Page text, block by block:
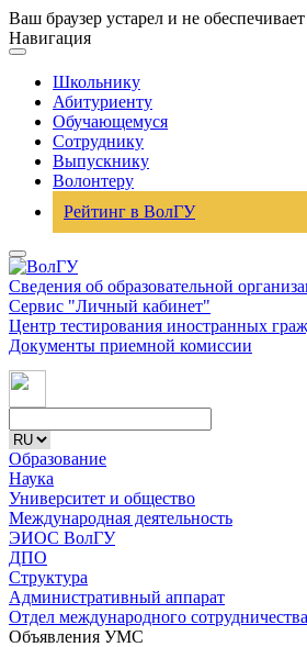
Ваш браузер устарел и не
Навигация
Школьнику
Абитуриенту
Обучающемуся
Сотруднику
Выпускнику
Волонтеру
Рейтинг в ВолГУ
Сведения об образовательной
Сервис "Личный кабинет"
Центр тестирования иностранных
Документы приемной комиссии
Образование
Наука
Университет и общество
Международная деятельность
ЭИОС ВолГУ
ДПО
Структура
Административный аппарат
Отдел международного сотрудничества
Объявления УМС